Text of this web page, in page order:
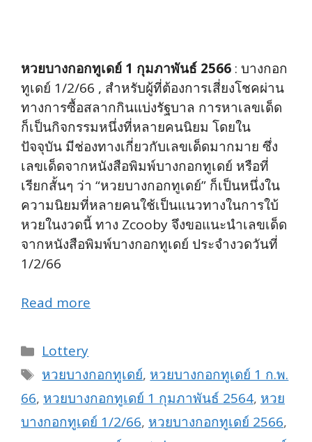
หวยบางกอกทูเดย์ 1 กุมภาพันธ์ 2566 : บางกอก
ทูเดย์ 1/2/66 , สำหรับผู้ที่ต้องการเสี่ยงโชคผ่าน
ทางการซื้อสลากกินแบ่งรัฐบาล การหาเลขเด็ด
ก็เป็นกิจกรรมหนึ่งที่หลายคนนิยม โดยใน
ปัจจุบัน มีช่องทางเกี่ยวกับเลขเด็ดมากมาย ซึ่ง
เลขเด็ดจากหนังสือพิมพ์บางกอกทูเดย์ หรือที่
เรียกสั้นๆ ว่า “หวยบางกอกทูเดย์” ก็เป็นหนึ่งใน
ความนิยมที่หลายคนใช้เป็นแนวทางในการใบ้
หวยในงวดนี้ ทาง Zcooby จึงขอแนะนำเลขเด็ด
จากหนังสือพิมพ์บางกอกทูเดย์ ประจำงวดวันที่
1/2/66
Read more
Categories
Lottery
Tags
หวยบางกอกทูเดย์, หวยบางกอกทูเดย์ 1 ก.พ.
66, หวยบางกอกทูเดย์ 1 กุมภาพันธ์ 2564, หวย
บางกอกทูเดย์ 1/2/66, หวยบางกอกทูเดย์ 2566,